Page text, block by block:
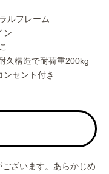
ルフレーム
ン
久構造で耐荷重200kg
セント付き
ざいます。あらかじめ